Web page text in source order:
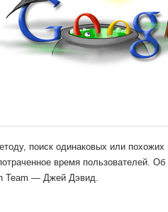
поиск одинаковых или
время пользователей.
Team — Джей Дэвид.